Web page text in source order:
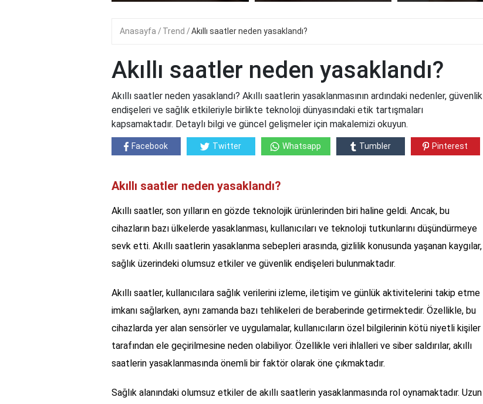
Anasayfa Trend Akıllı saatler neden yasaklandı?
Akıllı saatler neden yasaklandı?
Akıllı saatler neden yasaklandı? Akıllı saatlerin yasaklanmasının ardındaki nedenler, güvenlik
endişeleri ve sağlık etkileriyle birlikte teknoloji dünyasındaki etik tartışmaları
kapsamaktadır. Detaylı bilgi ve güncel gelişmeler için makalemizi okuyun.
Facebook Twitter Whatsapp Tumbler Pinterest
Akıllı saatler neden yasaklandı?
Akıllı saatler, son yılların en gözde teknolojik ürünlerinden biri haline geldi. Ancak, bu
cihazların bazı ülkelerde yasaklanması, kullanıcıları ve teknoloji tutkunlarını düşündürmeye
sevk etti. Akıllı saatlerin yasaklanma sebepleri arasında, gizlilik konusunda yaşanan kaygılar,
sağlık üzerindeki olumsuz etkiler ve güvenlik endişeleri bulunmaktadır.
Akıllı saatler, kullanıcılara sağlık verilerini izleme, iletişim ve günlük aktivitelerini takip etme
imkanı sağlarken, aynı zamanda bazı tehlikeleri de beraberinde getirmektedir. Özellikle, bu
cihazlarda yer alan sensörler ve uygulamalar, kullanıcıların özel bilgilerinin kötü niyetli kişiler
tarafından ele geçirilmesine neden olabiliyor. Özellikle veri ihlalleri ve siber saldırılar, akıllı
saatlerin yasaklanmasında önemli bir faktör olarak öne çıkmaktadır.
Sağlık alanındaki olumsuz etkiler de akıllı saatlerin yasaklanmasında rol oynamaktadır. Uzun